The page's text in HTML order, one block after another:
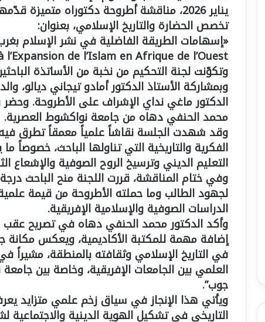
يناير 2026، مناقشة أطروحة دكتوراه
تخصص الحضارة والتاريخ الإسلامي، بعنوان:
«إسهامات الطريقة الفاضلية في نشر الإسلام
de l’Islam en Afrique de l’Ouest
وتكوّنت لجنة التحكيم من نخبة من الأساتذة
وبمشاركة الأستاذ الدكتور أمادو تيجاني ديالو،
الدكتور ماغي نداي الإشراف على الأطروحة. وحضر
محمد الحنفي دهاه من جامعة نواكشوط العصرية.
وقد شهدت الجلسة نقاشاً علمياً معمقاً تطرق فيه
الفكرية والتاريخية التي تناولها الباحث، خصوصاً
التعليم الديني وترسيخ الروح الصوفية والإشعاع
وفي ختام المناقشة، قررت اللجنة منح الباحث
لجهود الطالب وما حملته الأطروحة من قيمة
الدراسات الصوفية والإسلامية الإفريقية.
وأكد الدكتور محمد الحنفي دهاه في تصريح عقب
إضافة مهمة للمكتبة الأكاديمية، ويعكس
في التاريخ الإسلامي وثقافته بالمنطقة، مشيراً
العلمي بين الجامعات الإفريقية، وخاصة بين
جوب”.
ويأتي هذا الإنجاز في سياق زخم علمي متزايد
التاريخي في تشكيل الهوية الدينية والاجتماعية